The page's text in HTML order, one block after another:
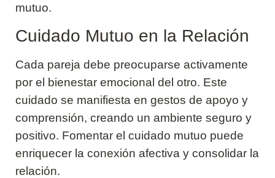
mutuo.
Cuidado Mutuo en la Relación
Cada pareja debe preocuparse activamente
por el bienestar emocional del otro. Este
cuidado se manifiesta en gestos de apoyo y
comprensión, creando un ambiente seguro y
positivo. Fomentar el cuidado mutuo puede
enriquecer la conexión afectiva y consolidar la
relación.